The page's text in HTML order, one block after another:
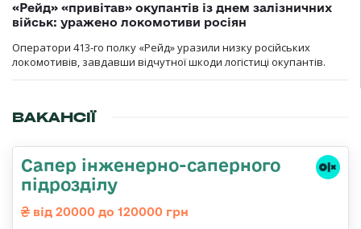
«Рейд» «привітав» окупантів із днем залізничних
військ: уражено локомотиви росіян
Оператори 413-го полку «Рейд» уразили низку російських
локомотивів, завдавши відчутної шкоди логістиці окупантів.
ВАКАНСІЇ
Сапер інженерно-саперного
підрозділу
від 20000 до 120000 грн